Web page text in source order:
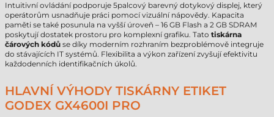
Intuitivní ovládání podporuje 5palcový barevný dotykový displej, který
operátorům usnadňuje práci pomocí vizuální nápovědy. Kapacita
paměti se také posunula na vyšší úroveň – 16 GB Flash a 2 GB SDRAM
poskytují dostatek prostoru pro komplexní grafiku. Tato tiskárna
čárových kódů se díky moderním rozhraním bezproblémově integruje
do stávajících IT systémů. Flexibilita a výkon zařízení zvyšují efektivitu
každodenních identifikačních úkolů.
HLAVNÍ VÝHODY TISKÁRNY ETIKET
GODEX GX4600I PRO